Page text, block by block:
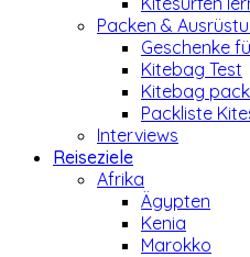
Packen &
Geschenke
Kitebag Test
Kitebag
Packliste
Interviews
Reiseziele
Afrika
Ägypten
Kenia
Marokko